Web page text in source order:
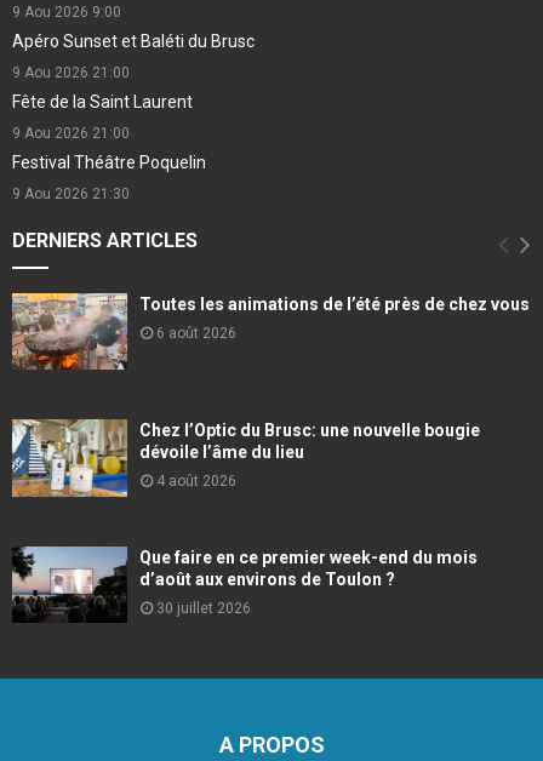
9 Aou 2026 9:00
Apéro Sunset et Baléti du Brusc
9 Aou 2026 21:00
Fête de la Saint Laurent
9 Aou 2026 21:00
Festival Théâtre Poquelin
9 Aou 2026 21:30
DERNIERS ARTICLES
Toutes les animations de l’été près de chez vous
6 août 2026
Chez l’Optic du Brusc: une nouvelle bougie
dévoile l’âme du lieu
4 août 2026
Que faire en ce premier week-end du mois
d’août aux environs de Toulon ?
30 juillet 2026
A PROPOS